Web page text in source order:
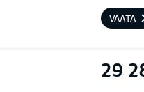
VAATA
29